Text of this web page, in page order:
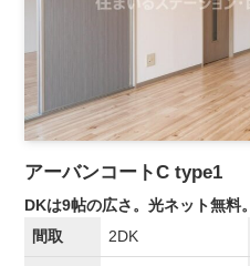
アーバンコートC type1
DKは9帖の広さ。光ネット無料。
間取
2DK